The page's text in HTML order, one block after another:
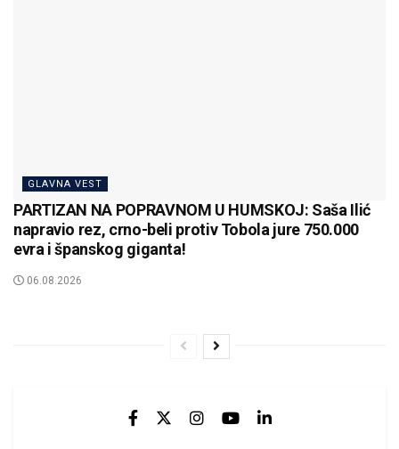
GLAVNA VEST
PARTIZAN NA POPRAVNOM U HUMSKOJ: Saša Ilić
napravio rez, crno-beli protiv Tobola jure 750.000
evra i španskog giganta!
06.08.2026